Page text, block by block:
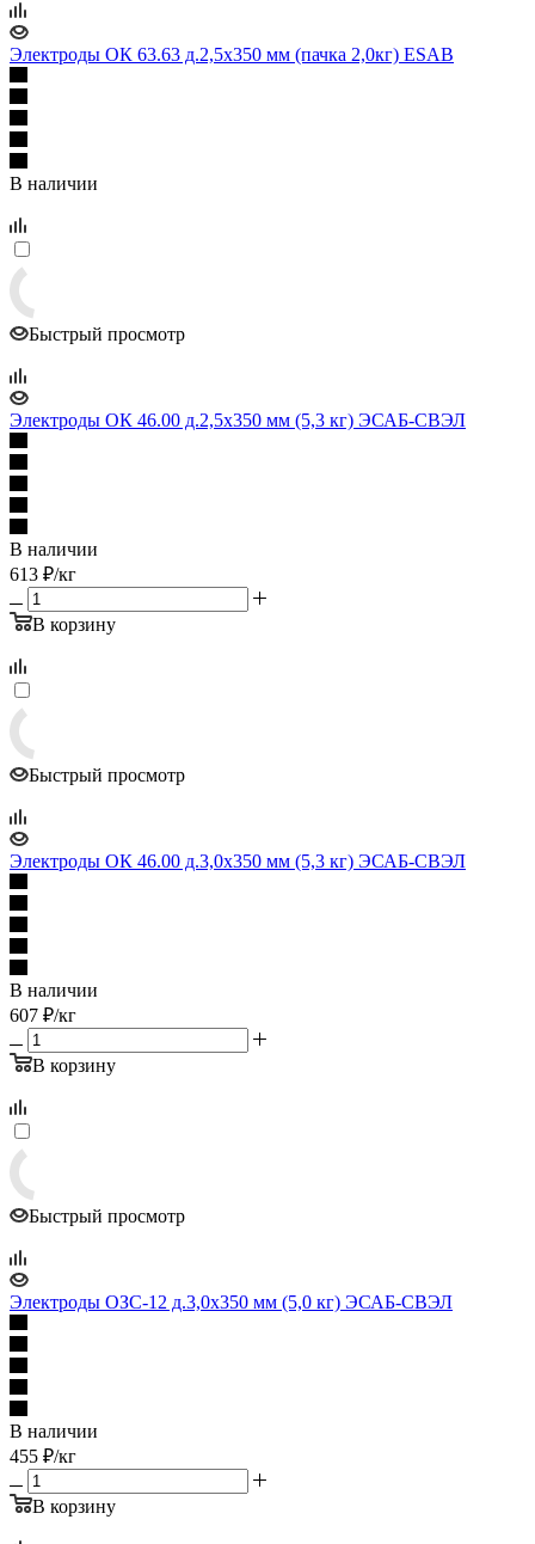
Электроды ОК 63.63 д.2,5x350 мм (пачка 2,0кг) ESAB
В наличии
Быстрый просмотр
Электроды ОК 46.00 д.2,5х350 мм (5,3 кг) ЭСАБ-СВЭЛ
В наличии
613 ₽/кг
В корзину
Быстрый просмотр
Электроды ОК 46.00 д.3,0х350 мм (5,3 кг) ЭСАБ-СВЭЛ
В наличии
607 ₽/кг
В корзину
Быстрый просмотр
Электроды ОЗС-12 д.3,0х350 мм (5,0 кг) ЭСАБ-СВЭЛ
В наличии
455 ₽/кг
В корзину